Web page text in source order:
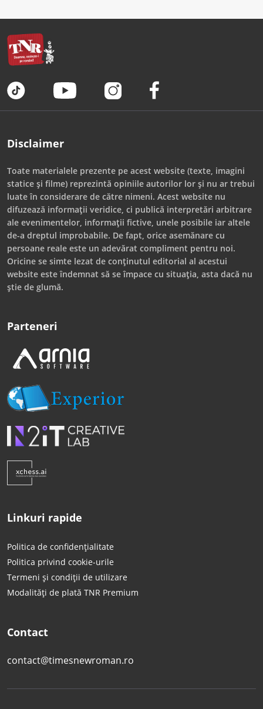
Disclaimer
Toate materialele prezente pe acest website (texte, imagini
statice și filme) reprezintă opiniile autorilor lor și nu ar trebui
luate în considerare de către nimeni. Acest website nu
difuzează informații veridice, ci publică interpretări arbitrare
ale evenimentelor, informații fictive, unele posibile iar altele
de-a dreptul improbabile. De fapt, orice asemănare cu
persoane reale este un adevărat compliment pentru noi.
Oricine se simte lezat de conținutul editorial al acestui
website este îndemnat să se împace cu situația, asta dacă nu
știe de glumă.
Parteneri
Linkuri rapide
Politica de confidențialitate
Politica privind cookie-urile
Termeni și condiții de utilizare
Modalități de plată TNR Premium
Contact
contact@timesnewroman.ro